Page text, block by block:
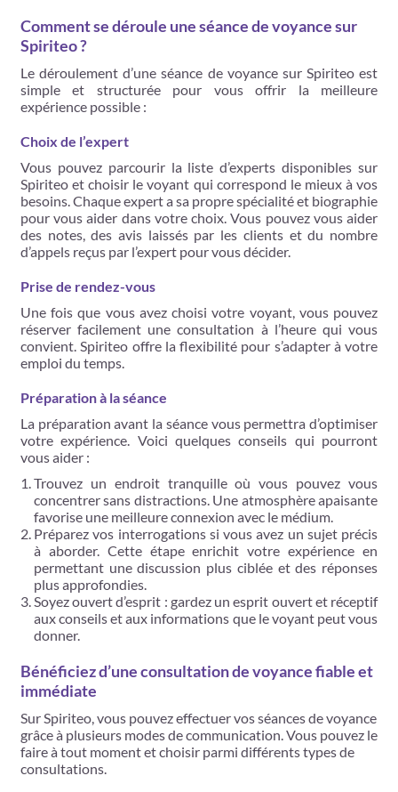
Comment se déroule une séance de voyance sur
Spiriteo ?
Le déroulement d’une séance de voyance sur Spiriteo est
simple et structurée pour vous offrir la meilleure
expérience possible :
Choix de l’expert
Vous pouvez parcourir la liste d’experts disponibles sur
Spiriteo et choisir le voyant qui correspond le mieux à vos
besoins. Chaque expert a sa propre spécialité et biographie
pour vous aider dans votre choix. Vous pouvez vous aider
des notes, des avis laissés par les clients et du nombre
d’appels reçus par l’expert pour vous décider.
Prise de rendez-vous
Une fois que vous avez choisi votre voyant, vous pouvez
réserver facilement une consultation à l’heure qui vous
convient. Spiriteo offre la flexibilité pour s’adapter à votre
emploi du temps.
Préparation à la séance
La préparation avant la séance vous permettra d’optimiser
votre expérience. Voici quelques conseils qui pourront
vous aider :
Trouvez un endroit tranquille où vous pouvez vous
concentrer sans distractions. Une atmosphère apaisante
favorise une meilleure connexion avec le médium.
Préparez vos interrogations si vous avez un sujet précis
à aborder. Cette étape enrichit votre expérience en
permettant une discussion plus ciblée et des réponses
plus approfondies.
Soyez ouvert d’esprit : gardez un esprit ouvert et réceptif
aux conseils et aux informations que le voyant peut vous
donner.
Bénéficiez d’une consultation de voyance fiable et
immédiate
Sur Spiriteo, vous pouvez effectuer vos séances de voyance
grâce à plusieurs modes de communication. Vous pouvez le
faire à tout moment et choisir parmi différents types de
consultations.